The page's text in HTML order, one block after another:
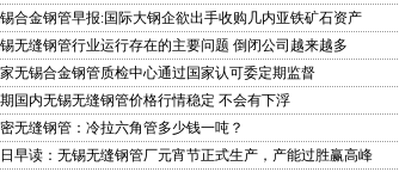
合金钢管早报:国际大钢企欲出手收购几内亚铁矿石资产
无缝钢管行业运行存在的主要问题 倒闭公司越来越多
无锡合金钢管质检中心通过国家认可委定期监督
国内无锡无缝钢管价格行情稳定 不会有下浮
无缝钢管：冷拉六角管多少钱一吨？
早读：无锡无缝钢管厂元宵节正式生产，产能过胜赢高峰